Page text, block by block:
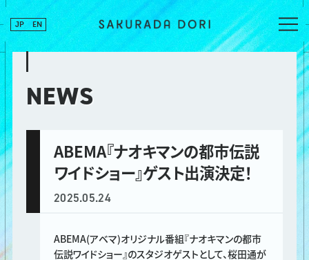
JP EN
NEWS
ABEMA『ナオキマンの都市伝説
ワイドショー』ゲスト出演決定！
2025.05.24
ABEMA(アベマ)オリジナル番組『ナオキマンの都市
伝説ワイドショー』のスタジオゲストとして、桜田通が